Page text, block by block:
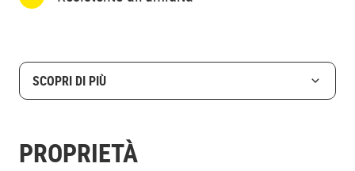
SCOPRI DI PIÙ
PROPRIETÀ